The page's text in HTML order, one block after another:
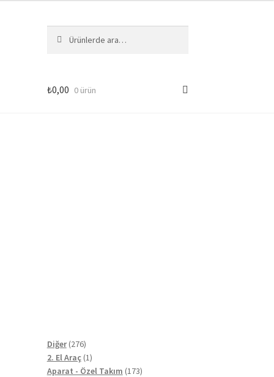
₺0,00 0 ürün
Diğer 276276
ürün
2. El Araç 11
ürün
Aparat - Özel Takım 173173